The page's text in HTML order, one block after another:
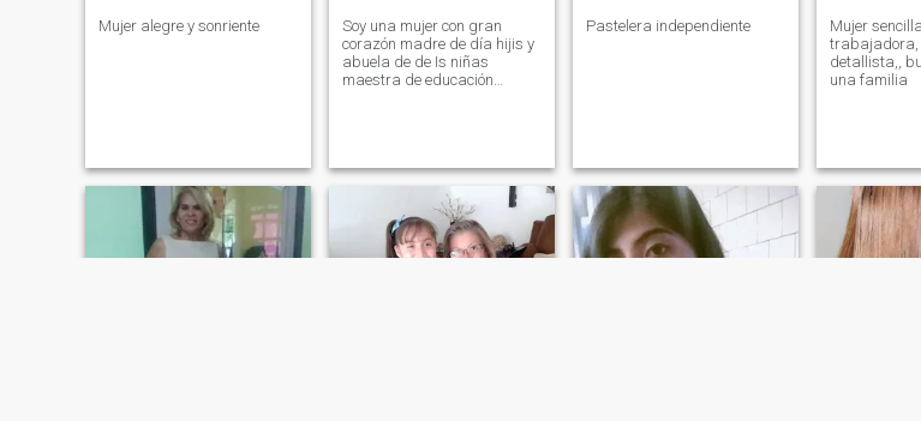
Mujer alegre y sonriente
Soy una mujer con gran
corazón madre de día hijis y
abuela de de Is niñas
maestra de educación
Pastelera independiente
Mujer
trabajadora,
detallista,,
una familia